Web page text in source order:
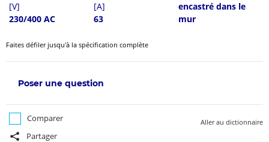
[V]
230/400 AC
[A]
63
encastré dans le
mur
Faites défiler jusqu'à la spécification complète
Poser une question
Comparer
Partager
Aller au dictionnaire